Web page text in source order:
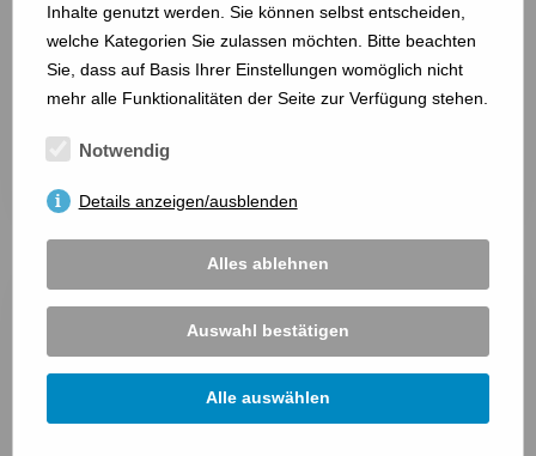
DEHOGA Heide und Umgebung e.V.
Fruedental 15
25746 Heide
Inhalte genutzt werden. Sie können selbst entscheiden,
welche Kategorien Sie zulassen möchten. Bitte beachten
Sie, dass auf Basis Ihrer Einstellungen womöglich nicht
mehr alle Funktionalitäten der Seite zur Verfügung stehen.
Notwendig
Details anzeigen/ausblenden
Alles ablehnen
Auswahl bestätigen
Alle auswählen